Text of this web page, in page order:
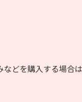
などを購入する場合は